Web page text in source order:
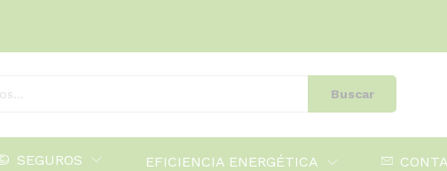
Buscar
SEGUROS EFICIENCIA ENERGÉTICA